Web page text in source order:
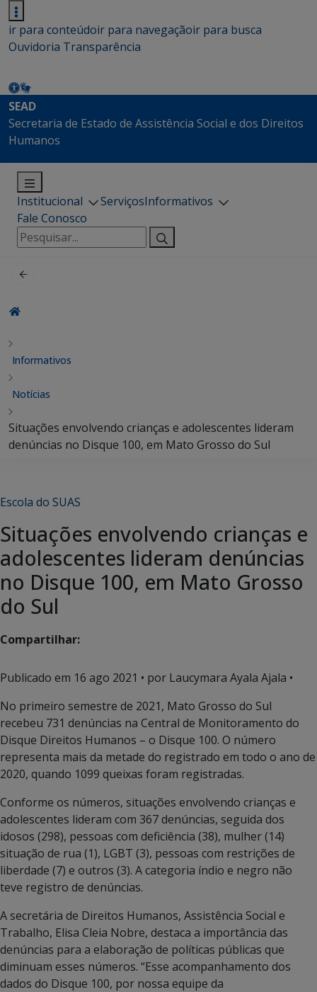
ir para conteúdoir para navegaçãoir para busca
Ouvidoria Transparência
SEAD
Secretaria de Estado de Assistência Social e dos Direitos
Humanos
Institucional ServiçosInformativos
Fale Conosco
Pesquisar
por:
Informativos
Notícias
Situações envolvendo crianças e adolescentes lideram
denúncias no Disque 100, em Mato Grosso do Sul
Escola do SUAS
Situações envolvendo crianças e
adolescentes lideram denúncias
no Disque 100, em Mato Grosso
do Sul
Compartilhar:
Publicado em 16 ago 2021 • por Laucymara Ayala Ajala •
No primeiro semestre de 2021, Mato Grosso do Sul
recebeu 731 denúncias na Central de Monitoramento do
Disque Direitos Humanos – o Disque 100. O número
representa mais da metade do registrado em todo o ano de
2020, quando 1099 queixas foram registradas.
Conforme os números, situações envolvendo crianças e
adolescentes lideram com 367 denúncias, seguida dos
idosos (298), pessoas com deficiência (38), mulher (14)
situação de rua (1), LGBT (3), pessoas com restrições de
liberdade (7) e outros (3). A categoria índio e negro não
teve registro de denúncias.
A secretária de Direitos Humanos, Assistência Social e
Trabalho, Elisa Cleia Nobre, destaca a importância das
denúncias para a elaboração de políticas públicas que
diminuam esses números. “Esse acompanhamento dos
dados do Disque 100, por nossa equipe da